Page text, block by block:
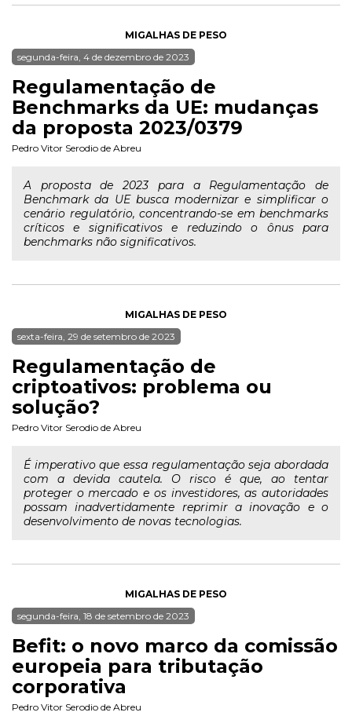
MIGALHAS DE PESO
segunda-feira, 4 de dezembro de 2023
Regulamentação de
Benchmarks da UE: mudanças
da proposta 2023/0379
Pedro Vitor Serodio de Abreu
A proposta de 2023 para a Regulamentação de
Benchmark da UE busca modernizar e simplificar o
cenário regulatório, concentrando-se em benchmarks
críticos e significativos e reduzindo o ônus para
benchmarks não significativos.
MIGALHAS DE PESO
sexta-feira, 29 de setembro de 2023
Regulamentação de
criptoativos: problema ou
solução?
Pedro Vitor Serodio de Abreu
É imperativo que essa regulamentação seja abordada
com a devida cautela. O risco é que, ao tentar
proteger o mercado e os investidores, as autoridades
possam inadvertidamente reprimir a inovação e o
desenvolvimento de novas tecnologias.
MIGALHAS DE PESO
segunda-feira, 18 de setembro de 2023
Befit: o novo marco da comissão
europeia para tributação
corporativa
Pedro Vitor Serodio de Abreu